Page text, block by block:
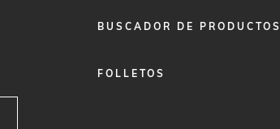
BUSCADOR DE PRODUCTOS
FOLLETOS